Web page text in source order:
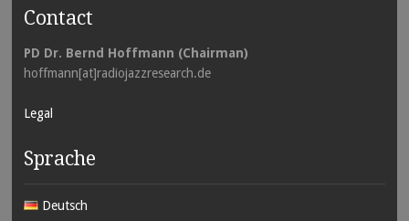
Contact
PD Dr. Bernd Hoffmann (Chairman)
hoffmann[at]radiojazzresearch.de
Legal
Sprache
Deutsch